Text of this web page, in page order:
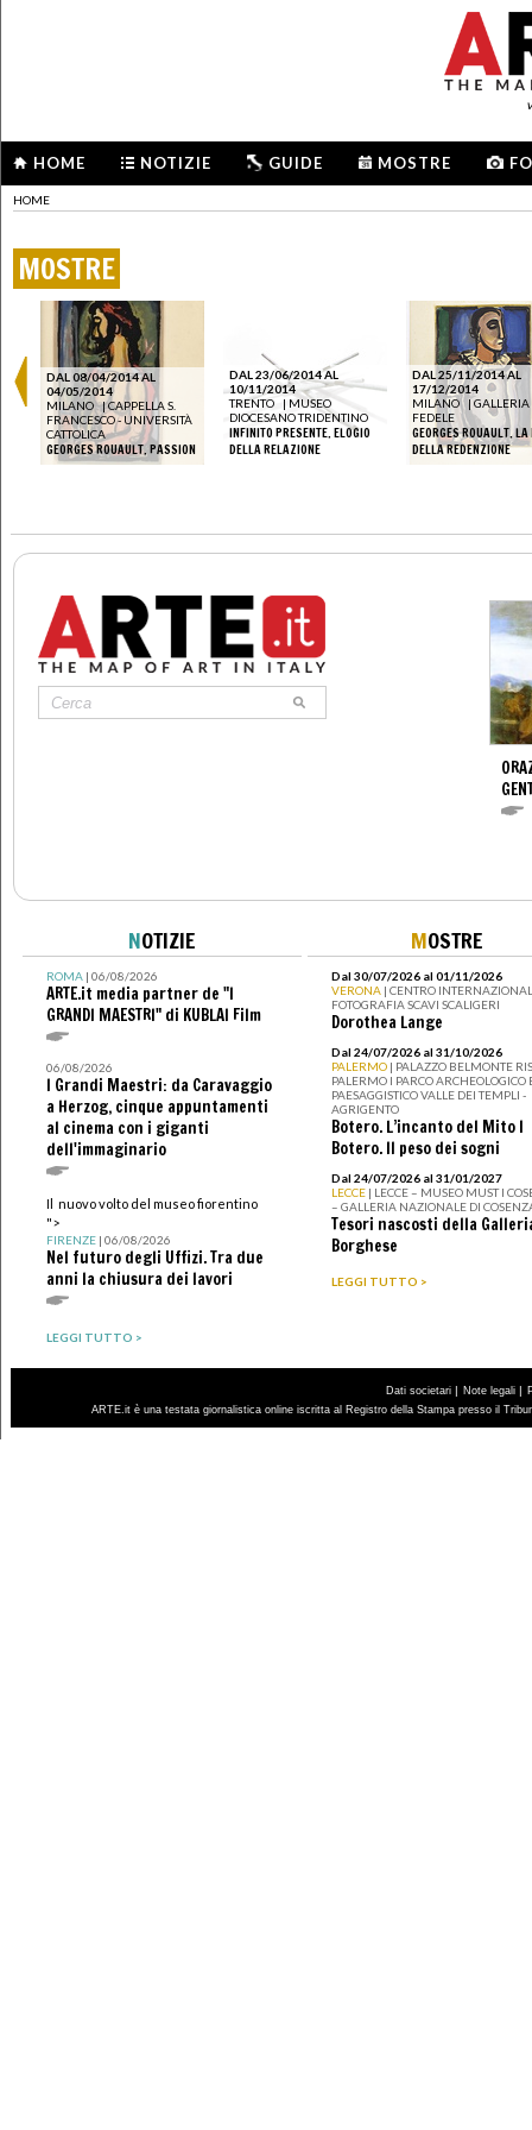
HOME NOTIZIE GUIDE MOSTRE
HOME
MOSTRE
DAL 08/04/2014 AL
04/05/2014
MILANO |CAPPELLA S.
FRANCESCO - UNIVERSITÀ
CATTOLICA
GEORGES ROUAULT. PASSION
DAL 23/06/2014 AL
10/11/2014
TRENTO
| MUSEO
DIOCESANO TRIDENTINO
INFINITO PRESENTE. ELOGIO
DELLA RELAZIONE
DAL 25/11/2014 AL
17/12/2014
MILANO |GALLERIA
FEDELE
GEORGES ROUAULT. LA
DELLA REDENZIONE
NOTIZIE
ROMA| 06/08/2026
ARTE.it media partner de "I
GRANDI MAESTRI" di KUBLAI Film
06/08/2026
I Grandi Maestri: da Caravaggio
a Herzog, cinque appuntamenti
al cinema con i giganti
dell'immaginario
Il nuovo volto del museo fiorentino
">
FIRENZE| 06/08/2026
Nel futuro degli Uffizi. Tra due
anni la chiusura dei lavori
LEGGI TUTTO >
MOSTRE
Dal 30/07/2026 al 01/11/2026
VERONA | CENTRO
FOTOGRAFIA SCAVI SCALIGERI
Dorothea Lange
Dal 24/07/2026 al 31/10/2026
PALERMO | PALAZZO BELMONTE
PALERMO I PARCO ARCHEOLOGICO
PAESAGGISTICO VALLE DEI TEMPLI -
AGRIGENTO
Botero. L’incanto del Mito I
Botero. Il peso dei sogni
Dal 24/07/2026 al 31/01/2027
LECCE | LECCE – MUSEO MUST I
– GALLERIA NAZIONALE DI
Tesori nascosti della
Borghese
LEGGI TUTTO >
Dati societari | Note legali |
ARTE.it è una testata giornalistica online iscritta al Registro della Stampa presso il